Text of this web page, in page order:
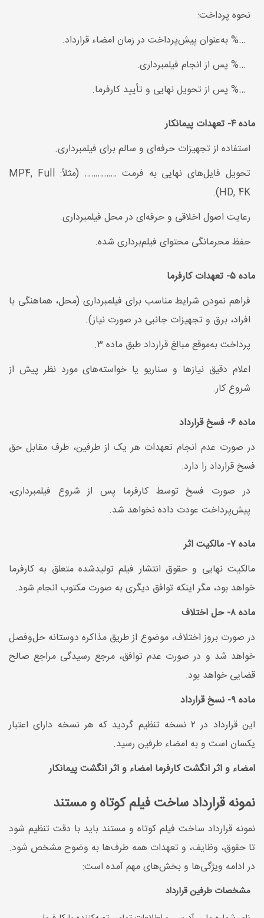
نحوه پرداخت:
…% به‌عنوان پیش‌پرداخت در زمان امضاء قرارداد.
…% پس از انجام فیلمبرداری.
…% پس از تحویل نهایی و تأیید کارفرما.
ماده ۴- تعهدات پیمانکار
استفاده از تجهیزات حرفه‌ای و سالم برای فیلمبرداری.
تحویل فایل‌های نهایی به فرمت …………… (مثلاً: MP4, Full
HD, 4K).
رعایت اصول اخلاقی و حرفه‌ای در محل فیلمبرداری.
حفظ محرمانگی محتوای فیلم‌برداری شده.
ماده ۵- تعهدات کارفرما
فراهم نمودن شرایط مناسب برای فیلمبرداری (محل، هماهنگی با
افراد، برق و تجهیزات جانبی در صورت نیاز).
پرداخت به‌موقع مبالغ قرارداد طبق ماده ۳.
اعلام دقیق نیازها و سناریو یا خواسته‌های مورد نظر پیش از
شروع کار.
ماده ۶- فسخ قرارداد
در صورت عدم انجام تعهدات هر یک از طرفین، طرف مقابل حق
فسخ قرارداد را دارد.
در صورت فسخ توسط کارفرما پس از شروع فیلمبرداری،
پیش‌پرداخت عودت داده نخواهد شد.
ماده ۷- مالکیت اثر
مالکیت نهایی و حقوق انتشار فیلم تولیدشده متعلق به کارفرما
خواهد بود، مگر اینکه توافق دیگری به صورت مکتوب انجام شود.
ماده ۸- حل اختلاف
در صورت بروز اختلاف، موضوع از طریق مذاکره دوستانه حل‌وفصل
خواهد شد و در صورت عدم توافق، مرجع رسیدگی مراجع صالح
قضایی خواهد بود.
ماده ۹- نسخ قرارداد
این قرارداد در ۲ نسخه تنظیم گردید که هر نسخه دارای اعتبار
یکسان است و به امضاء طرفین رسید.
امضاء و اثر انگشت کارفرما امضاء و اثر انگشت پیمانکار
نمونه قرارداد ساخت فیلم کوتاه و مستند
نمونه قرارداد ساخت فیلم کوتاه و مستند باید با دقت تنظیم شود
تا حقوق، وظایف، و تعهدات همه طرف‌ها به وضوح مشخص شود.
در ادامه ویژگی‌ها و بخش‌های مهم آمده است:
مشخصات طرفین قرارداد